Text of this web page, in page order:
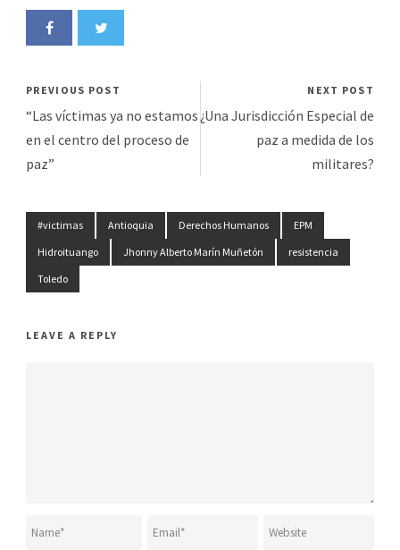
PREVIOUS POST
“Las víctimas ya no estamos
en el centro del proceso de
paz”
NEXT POST
¿Una Jurisdicción Especial de
paz a medida de los
militares?
#victimas Antioquia Derechos Humanos
EPM
Hidroituango
Jhonny Alberto Marín Muñetón
resistencia
Toledo
LEAVE A REPLY